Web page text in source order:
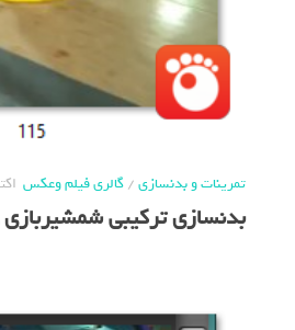
تمرینات و بدنسازی/گالری فیلم وعکس اکتبر 15, 2019
بدنسازی ترکیبی شمشیربازی 115